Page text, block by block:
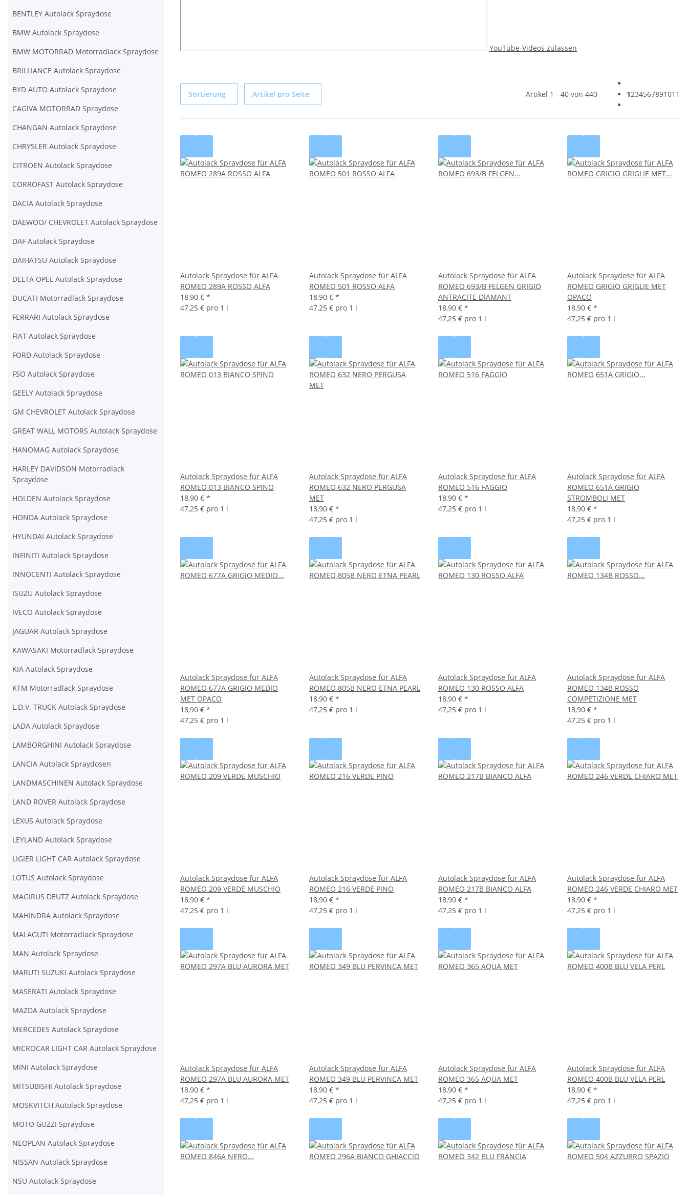
YouTube-Videos zulassen
Sortierung Artikel pro Seite Artikel 1 - 40 von 440 1234567891011
Autolack Spraydose für ALFA
ROMEO 289A ROSSO ALFA
18,90 € *
47,25 € pro 1 l
Autolack Spraydose für ALFA
ROMEO 501 ROSSO ALFA
18,90 € *
47,25 € pro 1 l
Autolack Spraydose für ALFA
ROMEO 693/B FELGEN GRIGIO
ANTRACITE DIAMANT
18,90 € *
47,25 € pro 1 l
Autolack Spraydose für ALFA
ROMEO GRIGIO GRIGLIE MET
OPACO
18,90 € *
47,25 € pro 1 l
Autolack Spraydose für ALFA
ROMEO 013 BIANCO SPINO
18,90 € *
47,25 € pro 1 l
Autolack Spraydose für ALFA
ROMEO 632 NERO PERGUSA
MET
18,90 € *
47,25 € pro 1 l
Autolack Spraydose für ALFA
ROMEO 516 FAGGIO
18,90 € *
47,25 € pro 1 l
Autolack Spraydose für ALFA
ROMEO 651A GRIGIO
STROMBOLI MET
18,90 € *
47,25 € pro 1 l
Autolack Spraydose für ALFA
ROMEO 677A GRIGIO MEDIO
MET OPACO
18,90 € *
47,25 € pro 1 l
Autolack Spraydose für ALFA
ROMEO 805B NERO ETNA PEARL
18,90 € *
47,25 € pro 1 l
Autolack Spraydose für ALFA
ROMEO 130 ROSSO ALFA
18,90 € *
47,25 € pro 1 l
Autolack Spraydose für ALFA
ROMEO 134B ROSSO
COMPETIZIONE MET
18,90 € *
47,25 € pro 1 l
Autolack Spraydose für ALFA
ROMEO 209 VERDE MUSCHIO
18,90 € *
47,25 € pro 1 l
Autolack Spraydose für ALFA
ROMEO 216 VERDE PINO
18,90 € *
47,25 € pro 1 l
Autolack Spraydose für ALFA
ROMEO 217B BIANCO ALFA
18,90 € *
47,25 € pro 1 l
Autolack Spraydose für ALFA
ROMEO 246 VERDE CHIARO MET
18,90 € *
47,25 € pro 1 l
Autolack Spraydose für ALFA
ROMEO 297A BLU AURORA MET
18,90 € *
47,25 € pro 1 l
Autolack Spraydose für ALFA
ROMEO 349 BLU PERVINCA MET
18,90 € *
47,25 € pro 1 l
Autolack Spraydose für ALFA
ROMEO 365 AQUA MET
18,90 € *
47,25 € pro 1 l
Autolack Spraydose für ALFA
ROMEO 400B BLU VELA PERL
18,90 € *
47,25 € pro 1 l
BENTLEY Autolack Spraydose
BMW Autolack Spraydose
BMW MOTORRAD Motorradlack Spraydose
BRILLIANCE Autolack Spraydose
BYD AUTO Autolack Spraydose
CAGIVA MOTORRAD Spraydose
CHANGAN Autolack Spraydose
CHRYSLER Autolack Spraydose
CITROEN Autolack Spraydose
CORROFAST Autolack Spraydose
DACIA Autolack Spraydose
DAEWOO/ CHEVROLET Autolack Spraydose
DAF Autolack Spraydose
DAIHATSU Autolack Spraydose
DELTA OPEL Autolack Spraydose
DUCATI Motorradlack Spraydose
FERRARI Autolack Spraydose
FIAT Autolack Spraydose
FORD Autolack Spraydose
FSO Autolack Spraydose
GEELY Autolack Spraydose
GM CHEVROLET Autolack Spraydose
GREAT WALL MOTORS Autolack Spraydose
HANOMAG Autolack Spraydose
HARLEY DAVIDSON Motorradlack
Spraydose
HOLDEN Autolack Spraydose
HONDA Autolack Spraydose
HYUNDAI Autolack Spraydose
INFINITI Autolack Spraydose
INNOCENTI Autolack Spraydose
ISUZU Autolack Spraydose
IVECO Autolack Spraydose
JAGUAR Autolack Spraydose
KAWASAKI Motorradlack Spraydose
KIA Autolack Spraydose
KTM Motorradlack Spraydose
L.D.V. TRUCK Autolack Spraydose
LADA Autolack Spraydose
LAMBORGHINI Autolack Spraydose
LANCIA Autolack Spraydosen
LANDMASCHINEN Autolack Spraydose
LAND ROVER Autolack Spraydose
LEXUS Autolack Spraydose
LEYLAND Autolack Spraydose
LIGIER LIGHT CAR Autolack Spraydose
LOTUS Autolack Spraydose
MAGIRUS DEUTZ Autolack Spraydose
MAHINDRA Autolack Spraydose
MALAGUTI Motorradlack Spraydose
MAN Autolack Spraydose
MARUTI SUZUKI Autolack Spraydose
MASERATI Autolack Spraydose
MAZDA Autolack Spraydose
MERCEDES Autolack Spraydose
MICROCAR LIGHT CAR Autolack Spraydose
MINI Autolack Spraydose
MITSUBISHI Autolack Spraydose
MOSKVITCH Autolack Spraydose
MOTO GUZZI Spraydose
NEOPLAN Autolack Spraydose
NISSAN Autolack Spraydose
NSU Autolack Spraydose